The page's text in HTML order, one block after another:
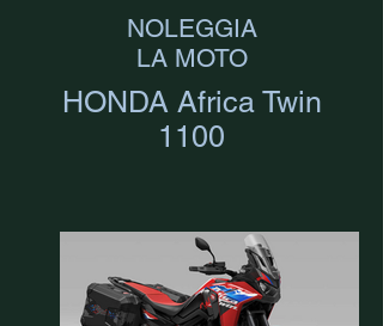
NOLEGGIA
LA MOTO
HONDA Africa Twin
1100